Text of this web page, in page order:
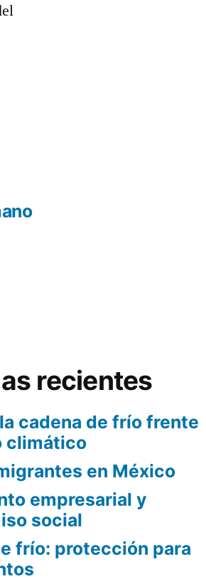
recientes
cadena de frío frente
climático
en México
empresarial y
social
frío: protección para